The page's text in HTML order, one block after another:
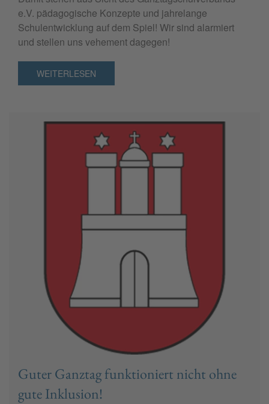
e.V. pädagogische Konzepte und jahrelange
Schulentwicklung auf dem Spiel! Wir sind alarmiert
und stellen uns vehement dagegen!
WEITERLESEN
Guter Ganztag funktioniert nicht ohne
gute Inklusion!